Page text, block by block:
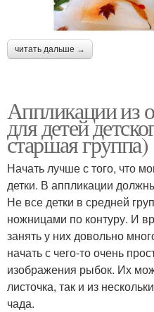
читать дальше →
Аппликации из
для детей
старшая группа)
Начать лучше с того, что
детки. В аппликации
Не все детки в средней
ножницами по контуру. И
занять у них довольно
начать с чего-то очень
изображения рыбок. Их
листочка, так и из
чада.